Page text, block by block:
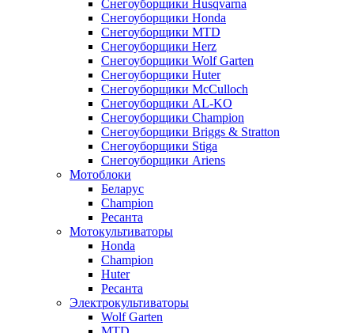
Снегоуборщики Husqvarna
Снегоуборщики Honda
Снегоуборщики MTD
Снегоуборщики Herz
Снегоуборщики Wolf Garten
Снегоуборщики Huter
Снегоуборщики McCulloch
Снегоуборщики AL-KO
Снегоуборщики Champion
Снегоуборщики Briggs & Stratton
Снегоуборщики Stiga
Снегоуборщики Ariens
Мотоблоки
Беларус
Champion
Ресанта
Мотокультиваторы
Honda
Champion
Huter
Ресанта
Электрокультиваторы
Wolf Garten